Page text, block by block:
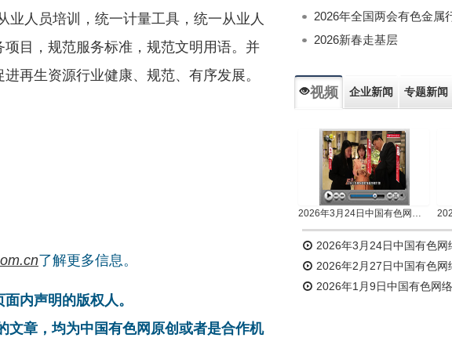
业人员培训，统一计量工具，统一从业人
目，规范服务标准，规范文明用语。并
再生资源行业健康、规范、有序发展。
了解更多信息。
内声明的版权人。
文章，均为中国有色网原创或者是合作机
2026年全国两会有色金属
2026新春走基层
视频 企业新闻 专题新闻
2026年3月24日中国有色网络电视新闻
2026年3月24日中国有色网
2026年2月27日中国有色网
2026年1月9日中国有色网